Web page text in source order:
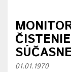
01.01.1970